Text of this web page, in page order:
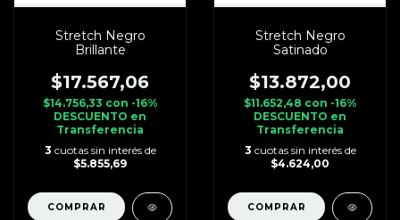
Stretch Negro
Brillante
$17.567,06
$14.756,33 con -16%
DESCUENTO en
Transferencia
3 cuotas sin interés de
$5.855,69
Stretch Negro
Satinado
$13.872,00
$11.652,48 con -16%
DESCUENTO en
Transferencia
3 cuotas sin interés de
$4.624,00